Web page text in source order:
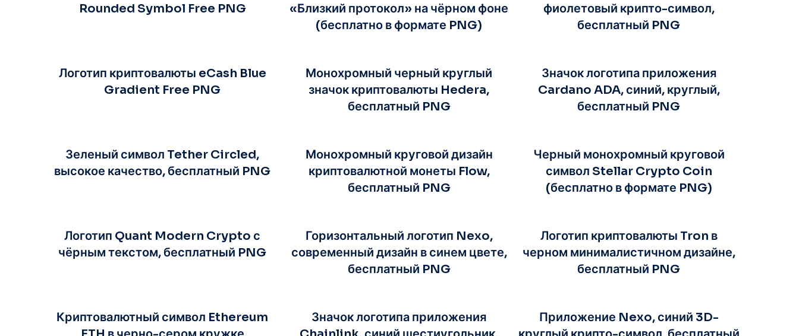
Rounded Symbol Free PNG
«Близкий протокол» на чёрном фоне
(бесплатно в формате PNG)
фиолетовый крипто-символ,
бесплатный PNG
Логотип криптовалюты eCash Blue
Gradient Free PNG
Монохромный черный круглый
значок криптовалюты Hedera,
бесплатный PNG
Значок логотипа приложения
Cardano ADA, синий, круглый,
бесплатный PNG
Зеленый символ Tether Circled,
высокое качество, бесплатный PNG
Монохромный круговой дизайн
криптовалютной монеты Flow,
бесплатный PNG
Черный монохромный круговой
символ Stellar Crypto Coin
(бесплатно в формате PNG)
Логотип Quant Modern Crypto с
чёрным текстом, бесплатный PNG
Горизонтальный логотип Nexo,
современный дизайн в синем цвете,
бесплатный PNG
Логотип криптовалюты Tron в
черном минималистичном дизайне,
бесплатный PNG
Криптовалютный символ Ethereum
Значок логотипа приложения
Приложение Nexo, синий 3D-